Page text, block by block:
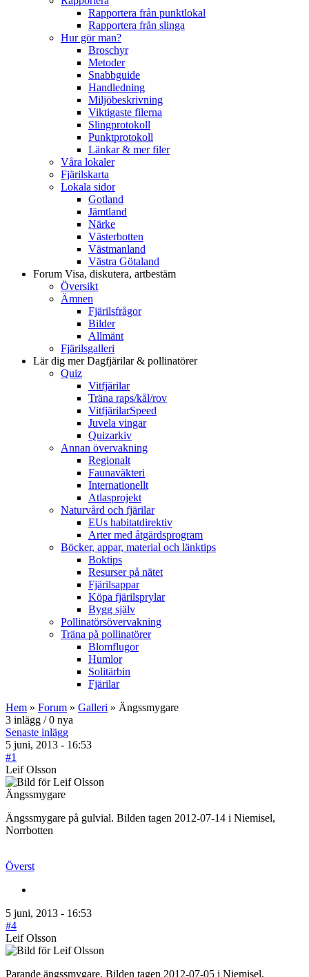
Rapportera från punktlokal
Rapportera från slinga
Hur gör man?
Broschyr
Metoder
Snabbguide
Handledning
Miljöbeskrivning
Viktigaste filerna
Slingprotokoll
Punktprotokoll
Länkar & mer filer
Våra lokaler
Fjärilskarta
Lokala sidor
Gotland
Jämtland
Närke
Västerbotten
Västmanland
Västra Götaland
Forum Visa, diskutera, artbestäm
Översikt
Ämnen
Fjärilsfrågor
Bilder
Allmänt
Fjärilsgalleri
Lär dig merDagfjärilar & pollinatörer
Quiz
Vitfjärilar
Träna raps/kål/rov
VitfjärilarSpeed
Juvela vingar
Quizarkiv
Annan övervakning
Regionalt
Faunaväkteri
Internationellt
Atlasprojekt
Naturvård och fjärilar
EUs habitatdirektiv
Arter med åtgärdsprogram
Böcker, appar, material och länktips
Boktips
Resurser på nätet
Fjärilsappar
Köpa fjärilsprylar
Bygg själv
Pollinatörsövervakning
Träna på pollinatörer
Blomflugor
Humlor
Solitärbin
Fjärilar
Hem » Forum » Galleri » Ängssmygare
3 inlägg / 0 nya
Senaste inlägg
5 juni, 2013 - 16:53
#1
Leif Olsson
Ängssmygare
Ängssmygare på gulvial. Bilden tagen 2012-07-14 i Niemisel,
Norrbotten
Överst
5 juni, 2013 - 16:53
#4
Leif Olsson
Parande ängssmygare. Bilden tagen 2012-07-05 i Niemisel,